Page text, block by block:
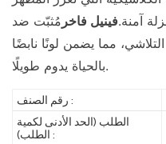
آمنة.فينيل فاخر مُثبّت ضد
مما يضمن لونًا نابضًا
بالحياة يدوم طويلًا.
رقم الصنف :
الطلب (الحد الأدنى لكمية
الطلب) :